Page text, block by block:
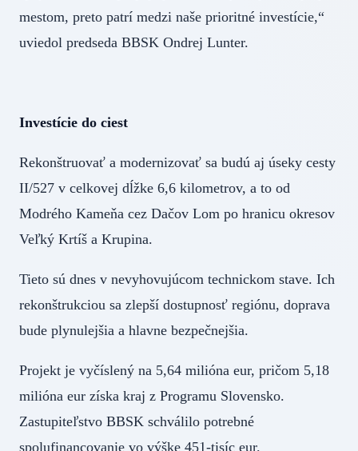
mestom, preto patrí medzi naše prioritné investície,“
uviedol predseda BBSK Ondrej Lunter.
Investície do ciest
Rekonštruovať a modernizovať sa budú aj úseky cesty
II/527 v celkovej dĺžke 6,6 kilometrov, a to od
Modrého Kameňa cez Dačov Lom po hranicu okresov
Veľký Krtíš a Krupina.
Tieto sú dnes v nevyhovujúcom technickom stave. Ich
rekonštrukciou sa zlepší dostupnosť regiónu, doprava
bude plynulejšia a hlavne bezpečnejšia.
Projekt je vyčíslený na 5,64 milióna eur, pričom 5,18
milióna eur získa kraj z Programu Slovensko.
Zastupiteľstvo BBSK schválilo potrebné
spolufinancovanie vo výške 451-tisíc eur.